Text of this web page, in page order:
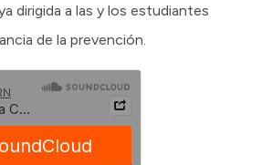
dirigida a las y los estudiantes
de la prevención.